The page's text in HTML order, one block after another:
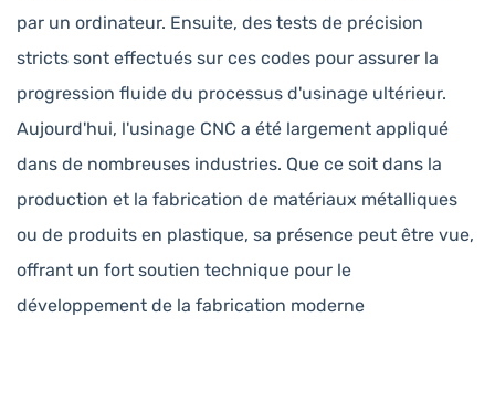
par un ordinateur. Ensuite, des tests de précision
stricts sont effectués sur ces codes pour assurer la
progression fluide du processus d'usinage ultérieur.
Aujourd'hui, l'usinage CNC a été largement appliqué
dans de nombreuses industries. Que ce soit dans la
production et la fabrication de matériaux métalliques
ou de produits en plastique, sa présence peut être vue,
offrant un fort soutien technique pour le
développement de la fabrication moderne